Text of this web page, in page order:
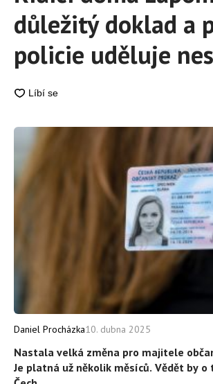
důležitý doklad a
policie uděluje
vysoké pokuty.
Nastala velká změna pro majitele
Je platná už několik měsíců. Vědět by o
Daniel Procházka10. dubna 2025